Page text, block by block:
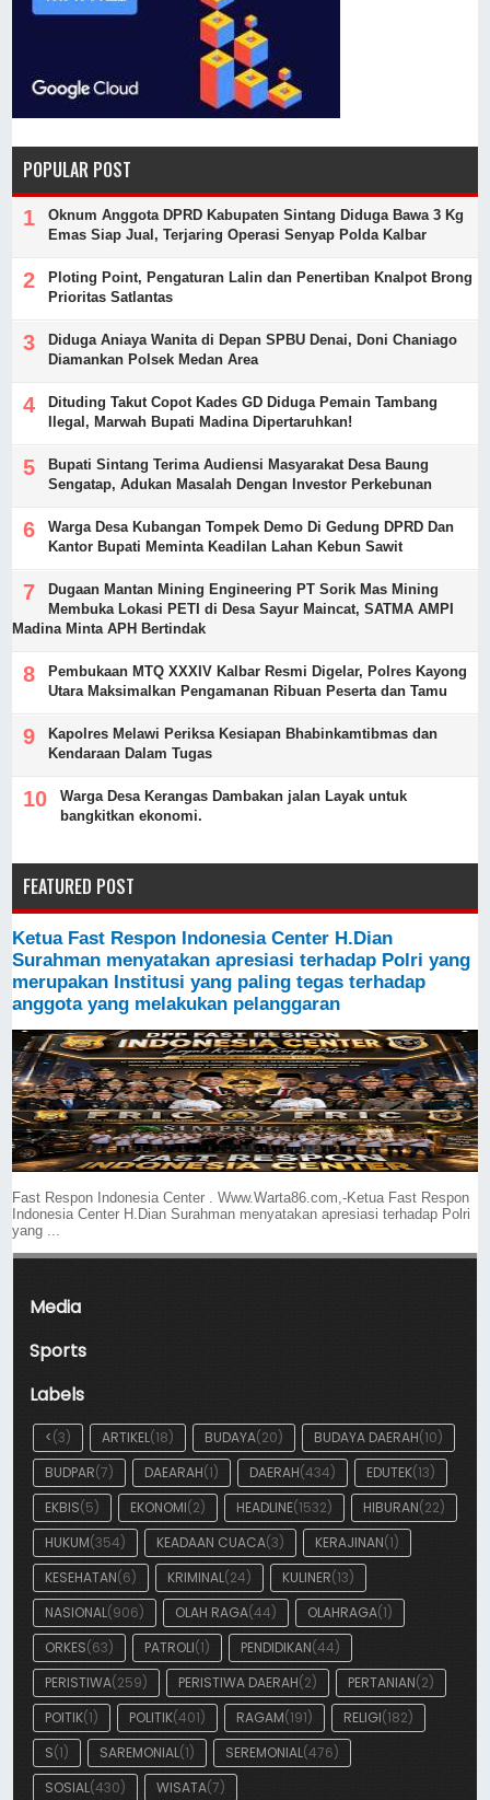
POPULAR POST
Oknum Anggota DPRD Kabupaten Sintang Diduga Bawa 3 Kg
Emas Siap Jual, Terjaring Operasi Senyap Polda Kalbar
Ploting Point, Pengaturan Lalin dan Penertiban Knalpot Brong
Prioritas Satlantas
Diduga Aniaya Wanita di Depan SPBU Denai, Doni Chaniago
Diamankan Polsek Medan Area
Dituding Takut Copot Kades GD Diduga Pemain Tambang
Ilegal, Marwah Bupati Madina Dipertaruhkan!
Bupati Sintang Terima Audiensi Masyarakat Desa Baung
Sengatap, Adukan Masalah Dengan Investor Perkebunan
Warga Desa Kubangan Tompek Demo Di Gedung DPRD Dan
Kantor Bupati Meminta Keadilan Lahan Kebun Sawit
Dugaan Mantan Mining Engineering PT Sorik Mas Mining
Membuka Lokasi PETI di Desa Sayur Maincat, SATMA AMPI
Madina Minta APH Bertindak
Pembukaan MTQ XXXIV Kalbar Resmi Digelar, Polres Kayong
Utara Maksimalkan Pengamanan Ribuan Peserta dan Tamu
Kapolres Melawi Periksa Kesiapan Bhabinkamtibmas dan
Kendaraan Dalam Tugas
Warga Desa Kerangas Dambakan jalan Layak untuk
bangkitkan ekonomi.
FEATURED POST
Ketua Fast Respon Indonesia Center H.Dian
Surahman menyatakan apresiasi terhadap Polri yang
merupakan Institusi yang paling tegas terhadap
anggota yang melakukan pelanggaran
Fast Respon Indonesia Center . Www.Warta86.com,-Ketua Fast Respon
Indonesia Center H.Dian Surahman menyatakan apresiasi terhadap Polri
yang ...
Media
Sports
Labels
<(3) ARTIKEL(18) BUDAYA(20) BUDAYA DAERAH(10)
BUDPAR(7) DAEARAH(1) DAERAH(434) EDUTEK(13)
EKBIS(5) EKONOMI(2) HEADLINE(1532) HIBURAN(22)
HUKUM(354) KEADAAN CUACA(3) KERAJINAN(1)
KESEHATAN(6) KRIMINAL(24) KULINER(13)
NASIONAL(906) OLAH RAGA(44) OLAHRAGA(1)
ORKES(63) PATROLI(1) PENDIDIKAN(44)
PERISTIWA(259) PERISTIWA DAERAH(2) PERTANIAN(2)
POITIK(1) POLITIK(401) RAGAM(191) RELIGI(182)
S(1) SAREMONIAL(1) SEREMONIAL(476)
SOSIAL(430) WISATA(7)